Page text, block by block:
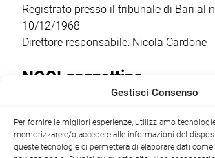
Registrato presso il tribunale di Bari al
10/12/1968
Direttore responsabile: Nicola Cardone
NOCI gazzettino
+39 080 4979274|
Archivio
Gestisci Consenso
Per fornire le migliori esperienze, utilizziamo
memorizzare e/o accedere alle informazioni del
queste tecnologie ci permetterà di elaborare dati